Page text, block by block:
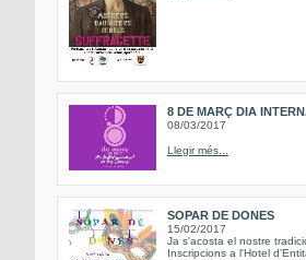
8 DE MARÇ DIA
08/03/2017
Llegir més...
SOPAR DE DONES
15/02/2017
Ja s'acosta el nostre
Inscripcions a l'Hotel